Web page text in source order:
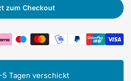
zum Checkout
Tagen verschickt